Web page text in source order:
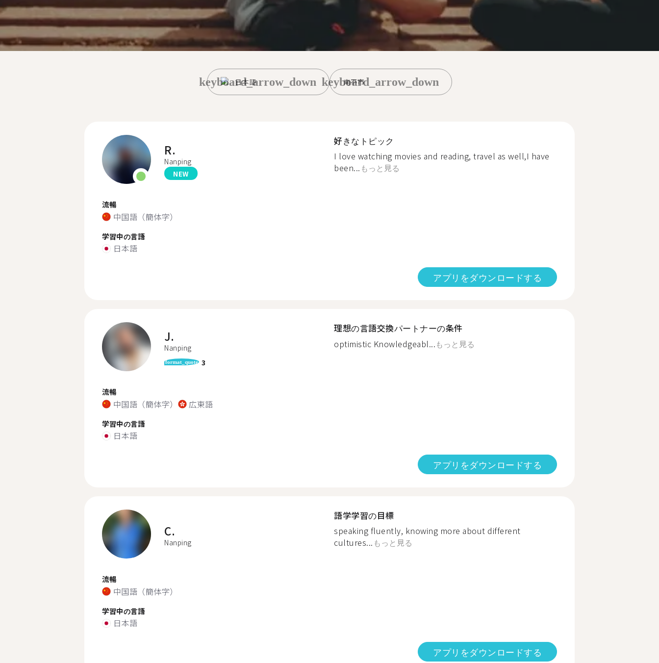
日本語
keyboard_arrow_down 南平市
keyboard_arrow_down
R.
Nanping
NEW
流暢
中国語（簡体字）
学習中の言語
日本語
好きなトピック
I love watching movies and reading, travel as well,I have
been... もっと見る
アプリをダウンロードする
J.
Nanping
format_quote 3
流暢
中国語（簡体字） 広東語
学習中の言語
日本語
理想の言語交換パートナーの条件
optimistic Knowledgeabl...もっと見る
アプリをダウンロードする
C.
Nanping
流暢
中国語（簡体字）
学習中の言語
日本語
語学学習の目標
speaking fluently, knowing more about different
cultures... もっと見る
アプリをダウンロードする